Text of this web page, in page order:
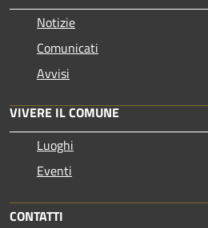
Notizie
Comunicati
Avvisi
VIVERE IL COMUNE
Luoghi
Eventi
CONTATTI